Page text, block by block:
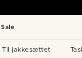
Til jakkesættet